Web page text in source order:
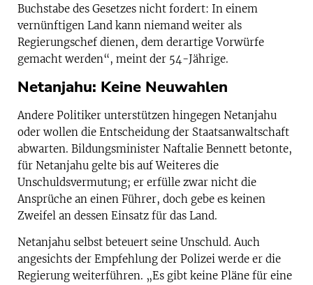
Buchstabe des Gesetzes nicht fordert: In einem
vernünftigen Land kann niemand weiter als
Regierungschef dienen, dem derartige Vorwürfe
gemacht werden“, meint der 54-Jährige.
Netanjahu: Keine Neuwahlen
Andere Politiker unterstützen hingegen Netanjahu
oder wollen die Entscheidung der Staatsanwaltschaft
abwarten. Bildungsminister Naftalie Bennett betonte,
für Netanjahu gelte bis auf Weiteres die
Unschuldsvermutung; er erfülle zwar nicht die
Ansprüche an einen Führer, doch gebe es keinen
Zweifel an dessen Einsatz für das Land.
Netanjahu selbst beteuert seine Unschuld. Auch
angesichts der Empfehlung der Polizei werde er die
Regierung weiterführen. „Es gibt keine Pläne für eine